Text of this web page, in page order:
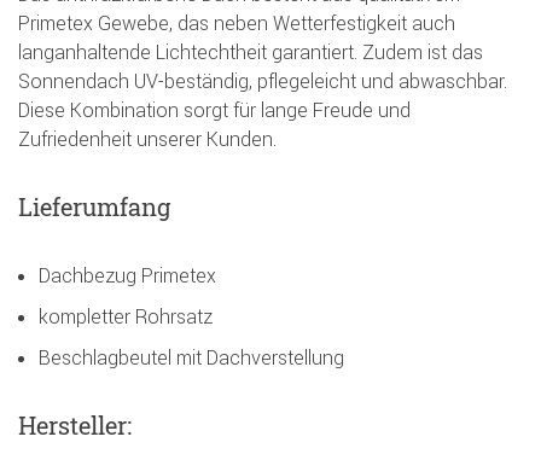
Primetex Gewebe, das neben Wetterfestigkeit auch
langanhaltende Lichtechtheit garantiert. Zudem ist das
Sonnendach UV-beständig, pflegeleicht und abwaschbar.
Diese Kombination sorgt für lange Freude und
Zufriedenheit unserer Kunden.
Lieferumfang
Dachbezug Primetex
kompletter Rohrsatz
Beschlagbeutel mit Dachverstellung
Hersteller: